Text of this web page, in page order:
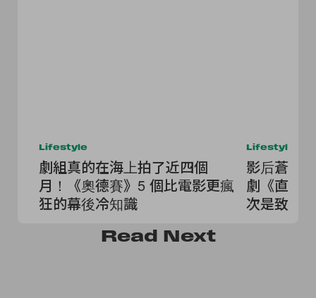
Lifestyle
劇組真的在海上拍了近四個
月！《奧德賽》5 個比電影更瘋
狂的幕後冷知識
Lifestyle
影后蒼井
劇《直到
次是致鬱
Read Next